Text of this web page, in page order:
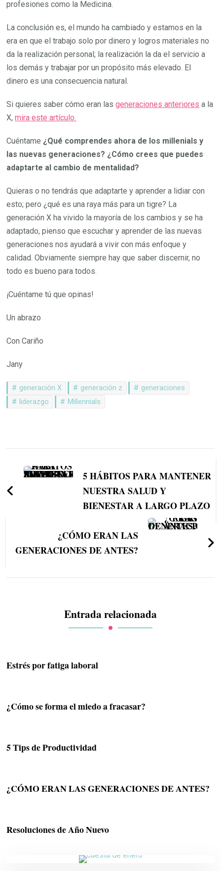
profesiones como la Medicina.
La conclusión es, el mundo ha cambiado y estamos en la
era en que el trabajo solo por dinero y logros materiales no
da la realización personal; la realización la da el servicio a
los demás y trabajar por un propósito más elevado. El
dinero es una consecuencia natural.
Si quieres saber cómo eran lasgeneraciones anteriores a la
X,mira este artículo.
Cuéntame ¿Qué comprendes ahora de los millenials y
las nuevas generaciones? ¿Cómo crees que puedes
adaptarte al cambio de mentalidad?
Quieras o no tendrás que adaptarte y aprender a lidiar con
esto; pero ¿qué es una raya más para un tigre? La
generación X ha vivido la mayoría de los cambios y se ha
adaptado, pienso que escuchar y aprender de las nuevas
generaciones nos ayudará a vivir con más enfoque y
calidad. Obviamente siempre hay que saber discernir, no
todo es bueno para todos.
¡Cuéntame tú que opinas!
Un abrazo
Con Cariño
Jany
generación X generación z
generaciones
liderazgo
Millennials
entradas
5 HÁBITOS PARA MANTENER
NUESTRA SALUD Y
BIENESTAR A LARGO PLAZO
¿CÓMO ERAN LAS
GENERACIONES DE ANTES?
Entrada relacionada
Estrés por fatiga laboral
¿Cómo se forma el miedo a fracasar?
5 Tips de Productividad
¿CÓMO ERAN LAS GENERACIONES DE ANTES?
Resoluciones de Año Nuevo